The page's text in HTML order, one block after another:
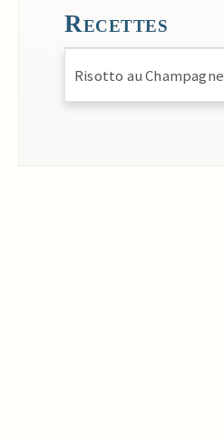
Recettes
Risotto au Champagne